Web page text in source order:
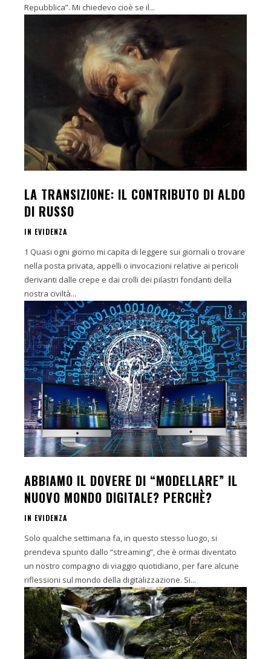
Repubblica”. Mi chiedevo cioè se il...
LA TRANSIZIONE: IL CONTRIBUTO DI ALDO
DI RUSSO
IN EVIDENZA
1 Quasi ogni giorno mi capita di leggere sui giornali o trovare
nella posta privata, appelli o invocazioni relative ai pericoli
derivanti dalle crepe e dai crolli dei pilastri fondanti della
nostra civiltà...
ABBIAMO IL DOVERE DI “MODELLARE” IL
NUOVO MONDO DIGITALE? PERCHÈ?
IN EVIDENZA
Solo qualche settimana fa, in questo stesso luogo, si
prendeva spunto dallo “streaming”, che è ormai diventato
un nostro compagno di viaggio quotidiano, per fare alcune
riflessioni sul mondo della digitalizzazione. Si...